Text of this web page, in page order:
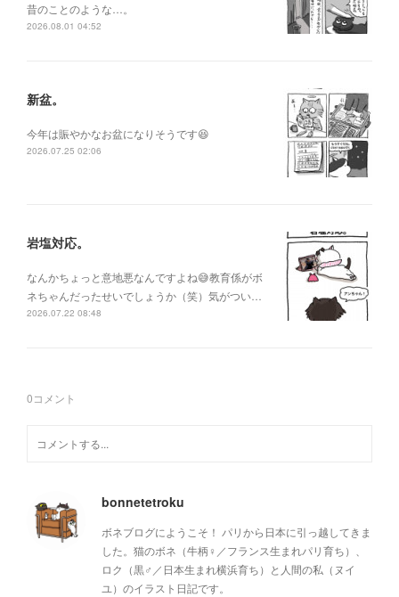
昔のことのような…。
2026.08.01 04:52
新盆。
今年は賑やかなお盆になりそうです😆
2026.07.25 02:06
岩塩対応。
なんかちょっと意地悪なんですよね😅教育係がボ
ネちゃんだったせいでしょうか（笑）気がつい…
2026.07.22 08:48
0コメント
bonnetetroku
ボネブログにようこそ！ パリから日本に引っ越してきま
した。猫のボネ（牛柄♀／フランス生まれパリ育ち）、
ロク（黒♂／日本生まれ横浜育ち）と人間の私（ヌイ
ユ）のイラスト日記です。